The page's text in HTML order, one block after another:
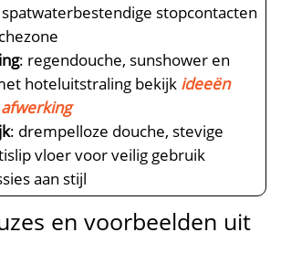
stopcontacten
: regendouche, sunshower en
hoteluitstraling bekijk ideeën
: drempelloze douche, stevige
vloer voor veilig gebruik
aan stijl
en voorbeelden uit